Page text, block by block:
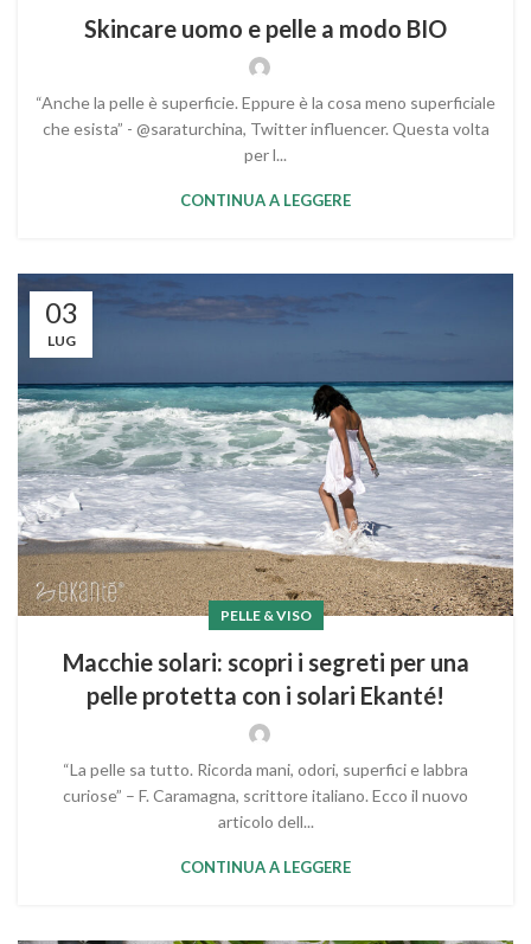
Skincare uomo e pelle a modo BIO
“Anche la pelle è superficie. Eppure è la cosa meno superficiale
che esista” - @saraturchina, Twitter influencer. Questa volta
per l...
CONTINUA A LEGGERE
03
LUG
PELLE & VISO
Macchie solari: scopri i segreti per una
pelle protetta con i solari Ekanté!
“La pelle sa tutto. Ricorda mani, odori, superfici e labbra
curiose” – F. Caramagna, scrittore italiano. Ecco il nuovo
articolo dell...
CONTINUA A LEGGERE